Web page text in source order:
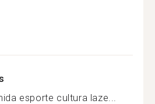
esporte cultura laze...